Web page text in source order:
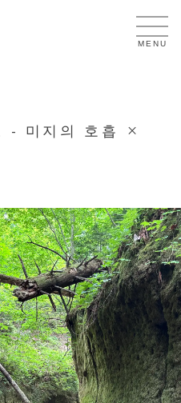
MENU
- 미지의 호흡 ×